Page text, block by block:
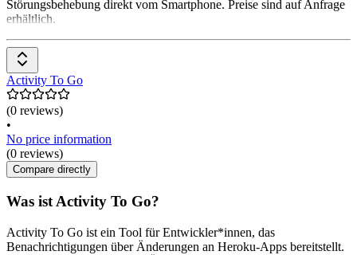
Störungsbehebung direkt vom Smartphone. Preise sind auf Anfrage
erhältlich.
Activity To Go
(0 reviews)
•
No price information
(0 reviews)
Compare directly
Was ist Activity To Go?
Activity To Go ist ein Tool für Entwickler*innen, das
Benachrichtigungen über Änderungen an Heroku-Apps bereitstellt.